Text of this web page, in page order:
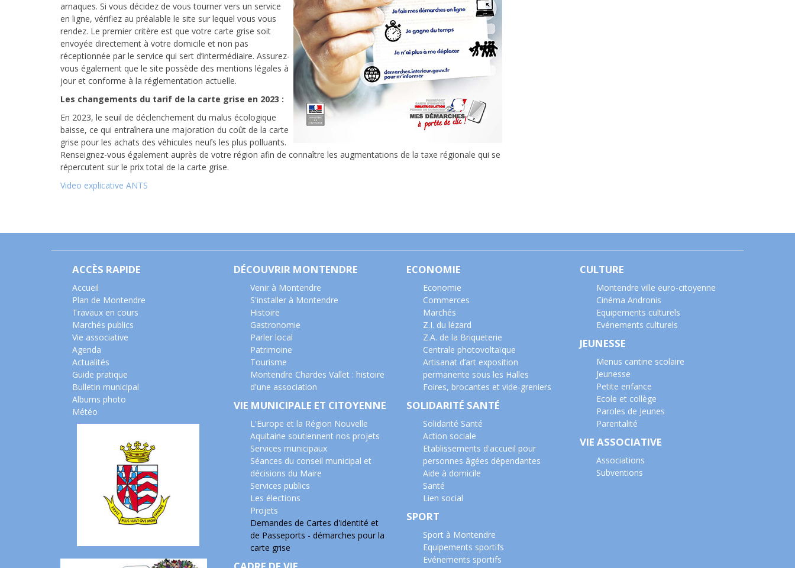
arnaques. Si vous décidez de vous tourner vers un service
en ligne, vérifiez au préalable le site sur lequel vous vous
rendez. Le premier critère est que votre carte grise soit
envoyée directement à votre domicile et non pas
réceptionnée par le service qui sert d’intermédiaire. Assurez-
vous également que le site possède des mentions légales à
jour et conforme à la réglementation actuelle.
Les changements du tarif de la carte grise en 2023 :
En 2023, le seuil de déclenchement du malus écologique
baisse, ce qui entraînera une majoration du coût de la carte
grise pour les achats des véhicules neufs les plus polluants.
Renseignez-vous également auprès de votre région afin de connaître les augmentations de la taxe régionale qui se
répercutent sur le prix total de la carte grise.
Video explicative ANTS
ACCÈS RAPIDE
Accueil
Plan de Montendre
Travaux en cours
Marchés publics
Vie associative
Agenda
Actualités
Guide pratique
Bulletin municipal
Albums photo
Météo
DÉCOUVRIR MONTENDRE
Venir à Montendre
S'installer à Montendre
Histoire
Gastronomie
Parler local
Patrimoine
Tourisme
Montendre Chardes Vallet : histoire
d'une association
VIE MUNICIPALE ET CITOYENNE
L'Europe et la Région Nouvelle
Aquitaine soutiennent nos projets
Services municipaux
Séances du conseil municipal et
décisions du Maire
Services publics
Les élections
Projets
Demandes de Cartes d'identité et
de Passeports - démarches pour la
carte grise
ECONOMIE
Economie
Commerces
Marchés
Z.I. du lézard
Z.A. de la Briqueterie
Centrale photovoltaïque
Artisanat d’art exposition
permanente sous les Halles
Foires, brocantes et vide-greniers
SOLIDARITÉ SANTÉ
Solidarité Santé
Action sociale
Etablissements d'accueil pour
personnes âgées dépendantes
Aide à domicile
Santé
Lien social
SPORT
Sport à Montendre
Equipements sportifs
Evénements sportifs
CULTURE
Montendre ville euro-citoyenne
Cinéma Andronis
Equipements culturels
Evénements culturels
JEUNESSE
Menus cantine scolaire
Jeunesse
Petite enfance
Ecole et collège
Paroles de Jeunes
Parentalité
VIE ASSOCIATIVE
Associations
Subventions